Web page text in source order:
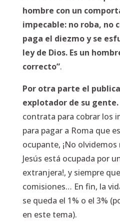
hombre con un
impecable: no roba, no
paga el diezmo y se
ley de Dios. Es un
correcto”.
Por otra parte el
explotador de su gente.
contrata para cobrar los
para pagar a Roma que
ocupante, ¡No
Jesús está ocupada por
extranjera!, y siempre
comisiones… En fin, la
se queda el 1% o el 3%
en este tema).